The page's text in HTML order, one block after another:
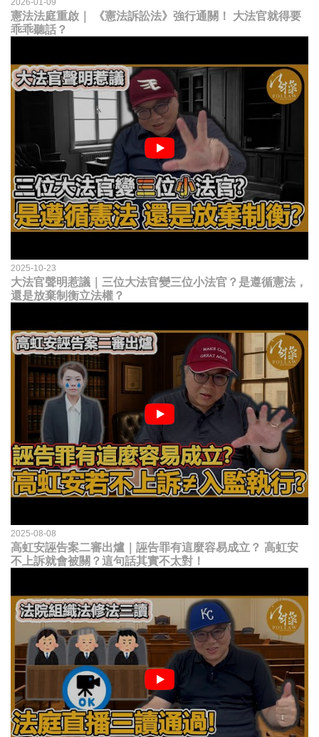
2026-01-09
憲法法庭重啟｜ 《憲法訴訟法》強行通關！ 大法官就得要
乖乖聽話？
2025-10-23
大法官聲明惹議｜三位大法官變三位小法官？是遵循憲法，
還是放棄制衡立法權？
2025-08-08
高虹安誣告案二審出爐｜誣告罪有這麼容易成立？ 高虹安
不上訴就會被關？這句話其實不太對！